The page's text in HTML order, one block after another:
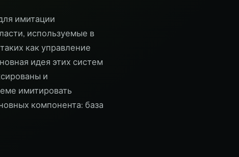
имитации
используемые в
как управление
идея этих систем
и
имитировать
компонента: база